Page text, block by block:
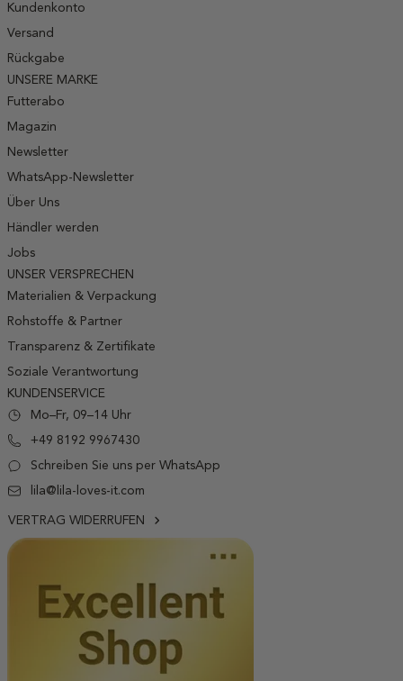
Kundenkonto
Versand
Rückgabe
UNSERE MARKE
Futterabo
Magazin
Newsletter
WhatsApp-Newsletter
Über Uns
Händler werden
Jobs
UNSER VERSPRECHEN
Materialien & Verpackung
Rohstoffe & Partner
Transparenz & Zertifikate
Soziale Verantwortung
KUNDENSERVICE
Mo–Fr, 09–14 Uhr
+49 8192 9967430
Schreiben Sie uns per WhatsApp
lila@lila-loves-it.com
VERTRAG WIDERRUFEN